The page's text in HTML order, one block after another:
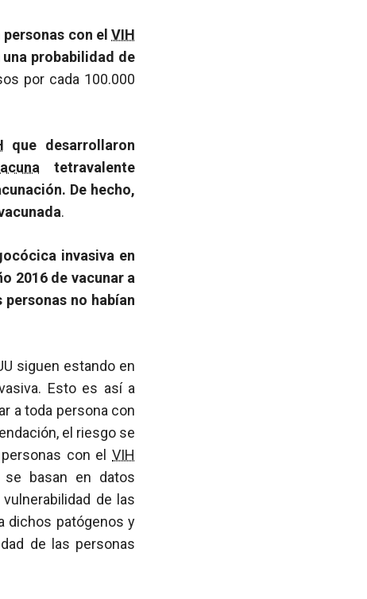
con el VIH
probabilidad de
por cada 100.000
que desarrollaron
tetravalente
De hecho,
.
invasiva en
2016 de vacunar a
personas no habían
siguen estando en
Esto es así a
a toda persona con
el riesgo se
con el VIH
se basan en datos
de las
dichos patógenos y
de las personas